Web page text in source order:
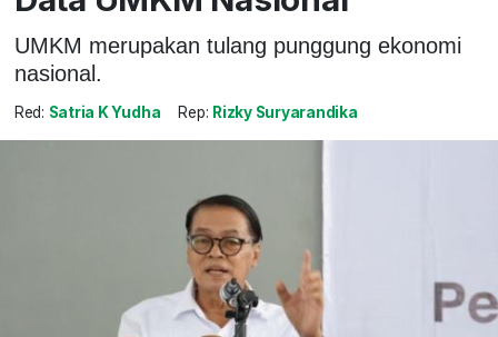
UMKM merupakan tulang punggung ekonomi
nasional.
Red: Satria K Yudha Rep: Rizky Suryarandika